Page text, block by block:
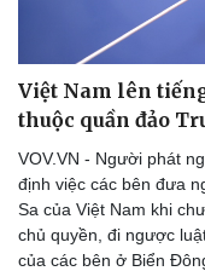
Việt Nam lên
thuộc quần đảo
VOV.VN - Người phát
định việc các bên đưa
Sa của Việt Nam khi
chủ quyền, đi ngược
của các bên ở Biển